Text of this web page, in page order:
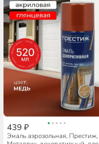
439 ₽
Эмаль аэрозольная, Престиж,